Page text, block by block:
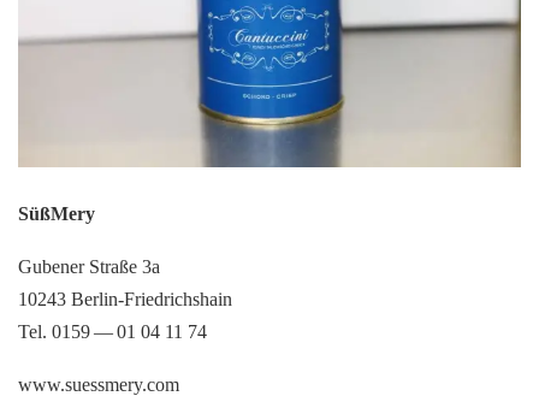
SüßMery
Gubener Straße 3a
10243 Berlin-Friedrichshain
Tel. 0159 — 01 04 11 74
www.suessmery.com